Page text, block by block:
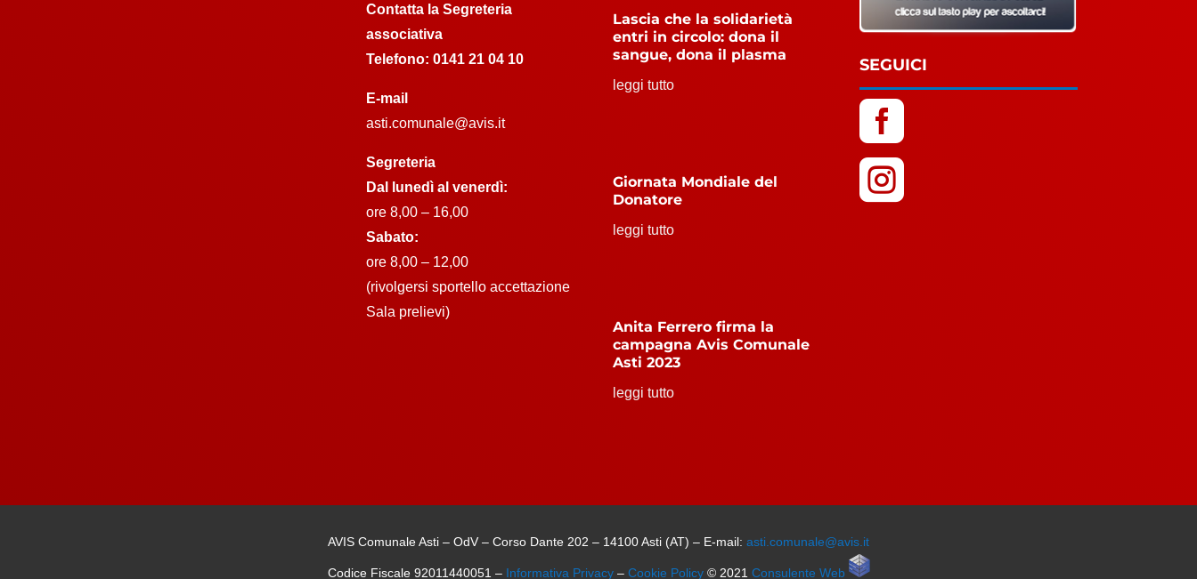
Contatta la Segreteria
associativa
Telefono: 0141 21 04 10
E-mail
asti.comunale@avis.it
Segreteria
Dal lunedì al venerdì:
ore 8,00 – 16,00
Sabato:
ore 8,00 – 12,00
(rivolgersi sportello accettazione
Sala prelievi)
Lascia che la solidarietà
entri in circolo: dona il
sangue, dona il plasma
leggi tutto
Giornata Mondiale del
Donatore
leggi tutto
Anita Ferrero firma la
campagna Avis Comunale
Asti 2023
leggi tutto
SEGUICI


AVIS Comunale Asti – OdV – Corso Dante 202 – 14100 Asti (AT) – E-mail: asti.comunale@avis.it
Codice Fiscale 92011440051 – Informativa Privacy– Cookie Policy© 2021 Consulente Web